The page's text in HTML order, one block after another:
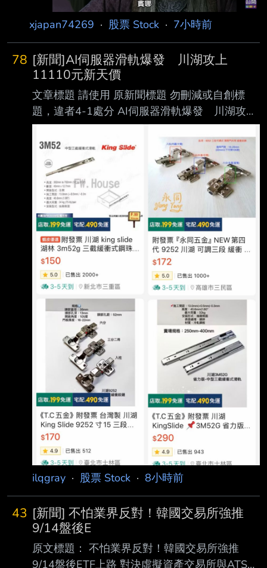
價波動更劇烈，而對習慣在台股收盤後，接續操
作美股的台灣投資人來說，彈性大增， 不用再熬
夜操盤了！ 心得/評論：
xjapan74269 · 股票 Stock · 7小時前
78 [新聞]AI伺服器滑軌爆發 川湖攻上
11110元新天價
文章標題 請使用 原新聞標題 勿刪減或自創標
題，違者4-1處分 AI伺服器滑軌爆發 川湖攻上
11110元新天價 南俊國際同步漲停 原文標
題： 請勿刪減或自創標題，違者4-1處分，此行
請刪除 AI伺服器滑軌爆發 川湖攻上11110元
新天價 南俊國際同步漲停 原文連結： 網址超
過一行，請用縮網址，連結不能點擊者板規 1-
2-2 處分。 https://tinyurl.com/3hn3enjh 發布時
間： 請勿張貼超過3天新聞 2026/08/07 記者署
名： 原文內容： 大盤重挫仍逆勢強攻 AI 伺服
器供應鏈
ilqgray · 股票 Stock · 8小時前
43 [新聞] 不怕業界反對！韓國交易所強推
9/14盤後E
原文標題： 不怕業界反對！韓國交易所強推
9/14盤後ETF上路 對決虛擬資產交易所與ATS